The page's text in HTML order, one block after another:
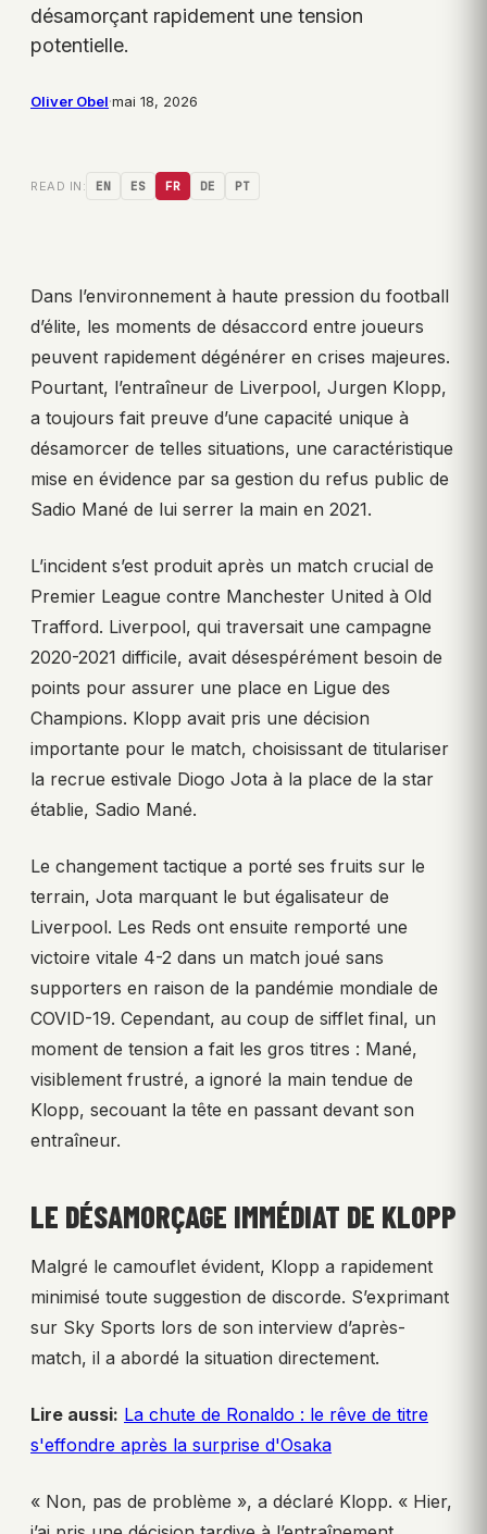
désamorçant rapidement une tension
potentielle.
Oliver Obel·mai 18, 2026
READ IN: EN ES FR DE PT
Dans l’environnement à haute pression du football
d’élite, les moments de désaccord entre joueurs
peuvent rapidement dégénérer en crises majeures.
Pourtant, l’entraîneur de Liverpool, Jurgen Klopp,
a toujours fait preuve d’une capacité unique à
désamorcer de telles situations, une caractéristique
mise en évidence par sa gestion du refus public de
Sadio Mané de lui serrer la main en 2021.
L’incident s’est produit après un match crucial de
Premier League contre Manchester United à Old
Trafford. Liverpool, qui traversait une campagne
2020-2021 difficile, avait désespérément besoin de
points pour assurer une place en Ligue des
Champions. Klopp avait pris une décision
importante pour le match, choisissant de titulariser
la recrue estivale Diogo Jota à la place de la star
établie, Sadio Mané.
Le changement tactique a porté ses fruits sur le
terrain, Jota marquant le but égalisateur de
Liverpool. Les Reds ont ensuite remporté une
victoire vitale 4-2 dans un match joué sans
supporters en raison de la pandémie mondiale de
COVID-19. Cependant, au coup de sifflet final, un
moment de tension a fait les gros titres : Mané,
visiblement frustré, a ignoré la main tendue de
Klopp, secouant la tête en passant devant son
entraîneur.
LE DÉSAMORÇAGE IMMÉDIAT DE KLOPP
Malgré le camouflet évident, Klopp a rapidement
minimisé toute suggestion de discorde. S’exprimant
sur Sky Sports lors de son interview d’après-
match, il a abordé la situation directement.
Lire aussi: La chute de Ronaldo : le rêve de titre
s'effondre après la surprise d'Osaka
« Non, pas de problème », a déclaré Klopp. « Hier,